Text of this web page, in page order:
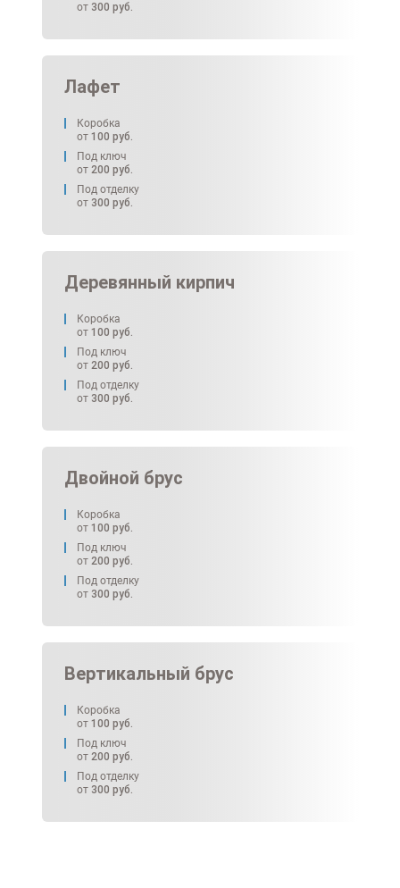
от 300 руб.
Лафет
Коробка
от 100 руб.
Под ключ
от 200 руб.
Под отделку
от 300 руб.
Деревянный кирпич
Коробка
от 100 руб.
Под ключ
от 200 руб.
Под отделку
от 300 руб.
Двойной брус
Коробка
от 100 руб.
Под ключ
от 200 руб.
Под отделку
от 300 руб.
Вертикальный брус
Коробка
от 100 руб.
Под ключ
от 200 руб.
Под отделку
от 300 руб.